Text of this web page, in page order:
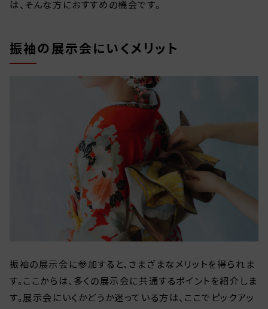
は、そんな方におすすめの機会です。
振袖の展示会にいくメリット
振袖の展示会に参加すると、さまざまなメリットを得られま
す。ここからは、多くの展示会に共通するポイントを紹介しま
す。展示会にいくかどうか迷っている方は、ここでピックアッ